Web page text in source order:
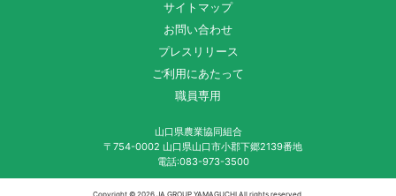
サイトマップ
お問い合わせ
プレスリリース
ご利用にあたって
職員専用
山口県農業協同組合
〒754-0002 山口県山口市小郡下郷2139番地
電話:083-973-3500
Copyright © 2026 JA GROUP YAMAGUCHI All rights reserved.